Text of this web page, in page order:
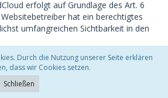
erfolgt auf Grundlage des Art. 6
hat ein berechtigtes
umfangreichen Sichtbarkeit in den
finden Sie in der
SoundCloud unter:
privacy
Durch die Nutzung unserer Seite erklären
dass wir Cookies setzen.
Schließen